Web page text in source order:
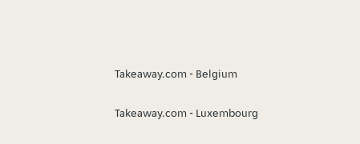
Takeaway.com - Belgium
Takeaway.com - Luxembourg